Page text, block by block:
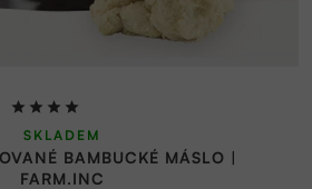
BAMBUCKÉ MÁSLO |
FARM.INC
Průměrné
hodnocení
produktu
SKLADEM